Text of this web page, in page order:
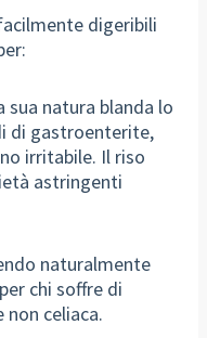
digeribili
sua natura blanda lo
di gastroenterite,
irritabile. Il riso
astringenti
naturalmente
chi soffre di
celiaca.